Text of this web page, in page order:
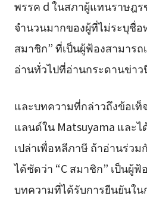
พรรค d ในสภาผู้แทนราษฎร
จำนวนมากของผู้ที่ไม่ระบุชื่อ
สมาชิก” ที่เป็นผู้ฟ้องสามารถ
อ่านทั่วไปที่อ่านกระดานข่าว
และบทความที่กล่าวถึงข้อเท็
แลนด์ใน Matsuyama และไ
เปล่าเพื่อหลีภาษี ถ้าอ่านร่ว
ได้ชัดว่า “C สมาชิก” เป็นผู้ฟ้
บทความที่ได้รับการยืนยันใ